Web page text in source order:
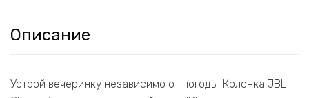
Описание
Устрой вечеринку независимо от погоды. Колонка JBL